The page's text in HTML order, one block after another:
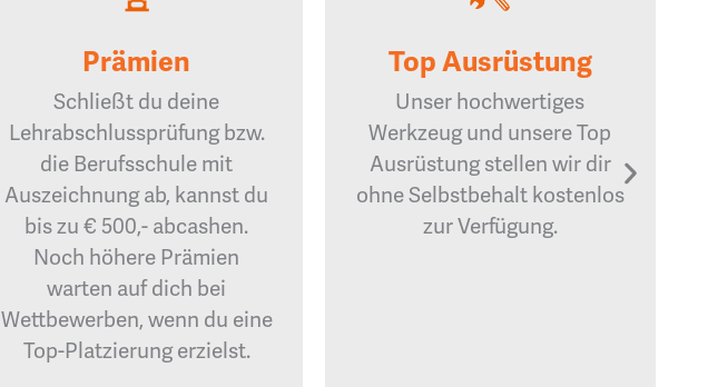
Prämien
Schließt du deine
Lehrabschlussprüfung bzw.
die Berufsschule mit
Auszeichnung ab, kannst du
bis zu € 500,- abcashen.
Noch höhere Prämien
warten auf dich bei
Wettbewerben, wenn du eine
Top-Platzierung erzielst.
Top Ausrüstung
Unser hochwertiges
Werkzeug und unsere Top
Ausrüstung stellen wir dir
ohne Selbstbehalt kostenlos
zur Verfügung.